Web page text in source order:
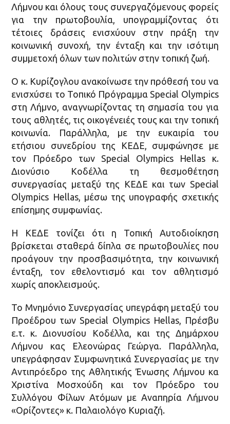
Λήμνου και όλους τους συνεργαζόμενους φορείς
για την πρωτοβουλία, υπογραμμίζοντας ότι
τέτοιες δράσεις ενισχύουν στην πράξη την
κοινωνική συνοχή, την ένταξη και την ισότιμη
συμμετοχή όλων των πολιτών στην τοπική ζωή.
Ο κ. Κυρίζογλου ανακοίνωσε την πρόθεσή του να
ενισχύσει το Τοπικό Πρόγραμμα Special Olympics
στη Λήμνο, αναγνωρίζοντας τη σημασία του για
τους αθλητές, τις οικογένειές τους και την τοπική
κοινωνία. Παράλληλα, με την ευκαιρία του
ετήσιου συνεδρίου της ΚΕΔΕ, συμφώνησε με
τον Πρόεδρο των Special Olympics Hellas κ.
Διονύσιο Κοδέλλα τη θεσμοθέτηση
συνεργασίας μεταξύ της ΚΕΔΕ και των Special
Olympics Hellas, μέσω της υπογραφής σχετικής
επίσημης συμφωνίας.
Η ΚΕΔΕ τονίζει ότι η Τοπική Αυτοδιοίκηση
βρίσκεται σταθερά δίπλα σε πρωτοβουλίες που
προάγουν την προσβασιμότητα, την κοινωνική
ένταξη, τον εθελοντισμό και τον αθλητισμό
χωρίς αποκλεισμούς.
Το Μνημόνιο Συνεργασίας υπεγράφη μεταξύ του
Προέδρου των Special Olympics Hellas, Πρέσβυ
ε.τ. κ. Διονυσίου Κοδέλλα, και της Δημάρχου
Λήμνου κας Ελεονώρας Γεώργα. Παράλληλα,
υπεγράφησαν Συμφωνητικά Συνεργασίας με την
Αντιπρόεδρο της Αθλητικής Ένωσης Λήμνου κα
Χριστίνα Μοσχούδη και τον Πρόεδρο του
Συλλόγου Φίλων Ατόμων με Αναπηρία Λήμνου
«Ορίζοντες» κ. Παλαιολόγο Κυριαζή.